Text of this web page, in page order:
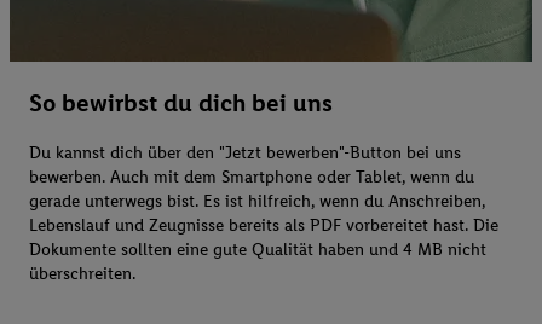
So bewirbst du dich bei uns
Du kannst dich über den "Jetzt bewerben"-Button bei uns
bewerben. Auch mit dem Smartphone oder Tablet, wenn du
gerade unterwegs bist. Es ist hilfreich, wenn du Anschreiben,
Lebenslauf und Zeugnisse bereits als PDF vorbereitet hast. Die
Dokumente sollten eine gute Qualität haben und 4 MB nicht
überschreiten.